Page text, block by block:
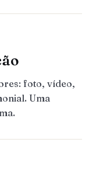
foto, vídeo,
Uma